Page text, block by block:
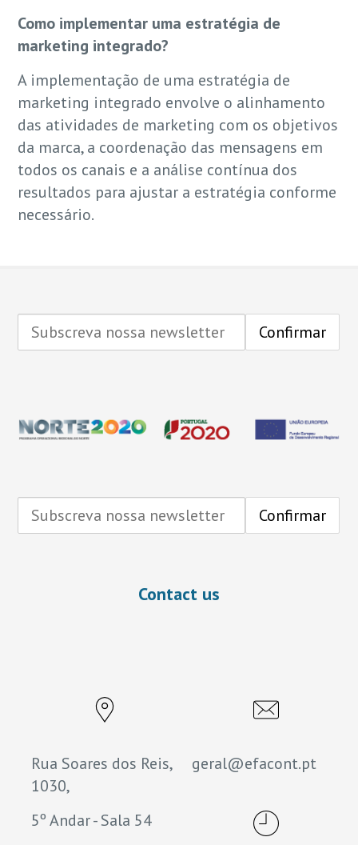
Como implementar uma estratégia de
marketing integrado?
A implementação de uma estratégia de
marketing integrado envolve o alinhamento
das atividades de marketing com os objetivos
da marca, a coordenação das mensagens em
todos os canais e a análise contínua dos
resultados para ajustar a estratégia conforme
necessário.
Contact us
Rua Soares dos Reis,
1030,
5º Andar - Sala 54
geral@efacont.pt